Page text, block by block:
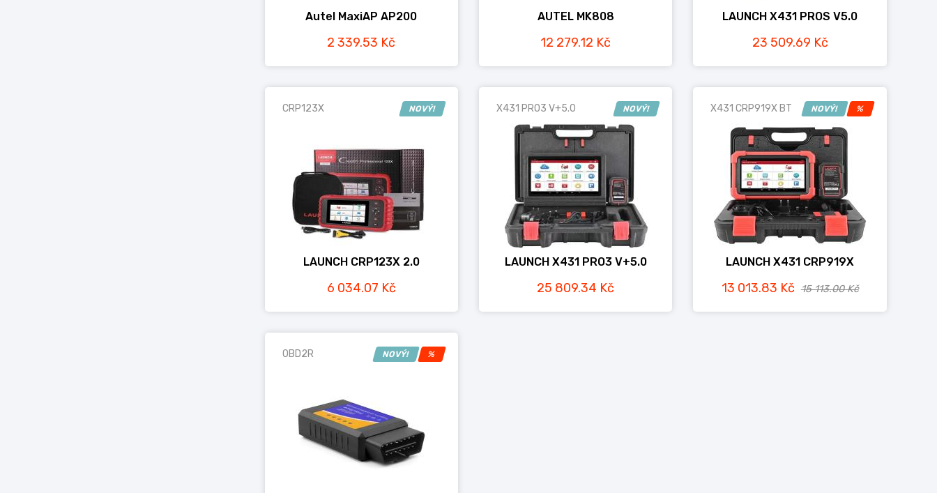
Autel MaxiAP AP200
2 339.53 Kč
AUTEL MK808
12 279.12 Kč
LAUNCH X431 PROS V5.0
23 509.69 Kč
NOVÝ!
CRP123X
LAUNCH CRP123X 2.0
6 034.07 Kč
NOVÝ!
X431 PRO3 V+5.0
LAUNCH X431 PRO3 V+5.0
25 809.34 Kč
NOVÝ! %
X431 CRP919X BT
LAUNCH X431 CRP919X
13 013.83 Kč 15 113.00 Kč
NOVÝ! %
OBD2R